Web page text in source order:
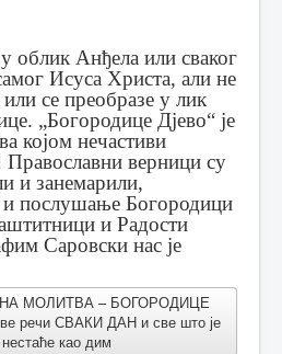
облик Анђела или сваког
Исуса Христа, али не
се преобразе у лик
„Богородице Дјево“ је
којом нечастиви
верници су
и занемарили,
и послушање Богородици
и Радости
Саровски нас је
МОЛИТВА – БОГОРОДИЦЕ
речи СВАКИ ДАН и све што је
као дим